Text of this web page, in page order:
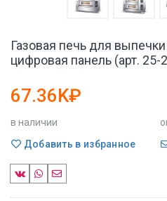
Газовая печь для
цифровая панель (арт. 25-
67.36K₽
в наличии
Добавить в избранное